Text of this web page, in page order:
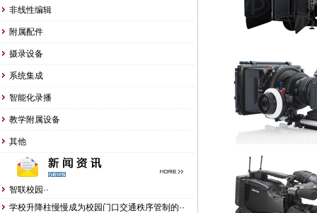
非线性编辑
附属配件
摄录设备
系统集成
智能化录播
教学附属设备
其他
智联校园··
学校升降柱慢慢成为校园门口交通秩序管制的··